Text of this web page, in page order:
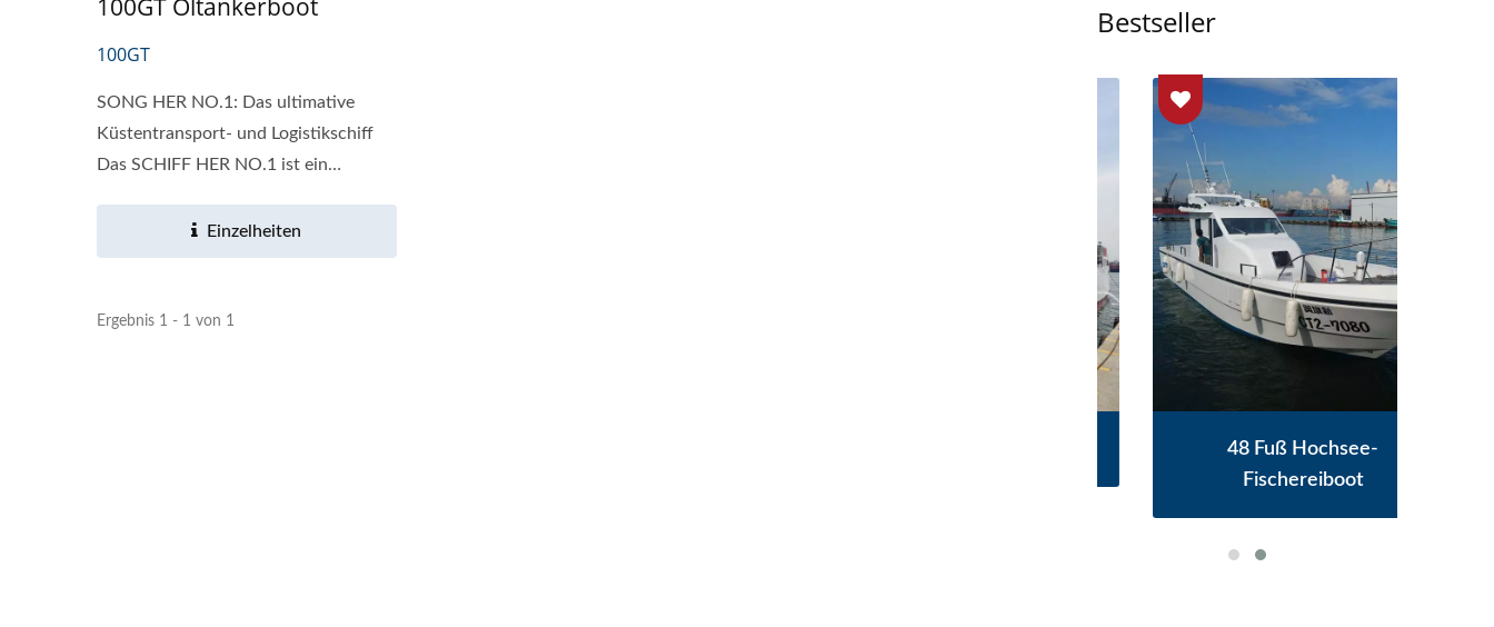
100GT Öltankerboot
100GT
SONG HER NO.1: Das ultimative
Küstentransport- und Logistikschiff
Das SCHIFF HER NO.1 ist ein
Einzelheiten
Ergebnis 1 - 1 von 1
Bestseller
48 Fuß Hochsee-
Fischereiboot